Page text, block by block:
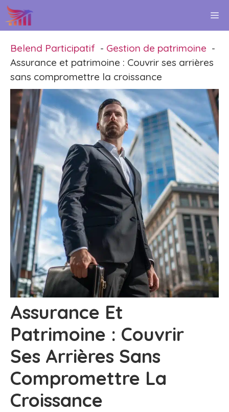
Aller
au
Belend Participatif
Gestion de patrimoine
Assurance et patrimoine : Couvrir ses arrières
sans compromettre la croissance
Assurance Et
Patrimoine : Couvrir
Ses Arrières Sans
Compromettre La
Croissance